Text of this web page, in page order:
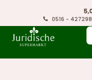
0516 - 427298